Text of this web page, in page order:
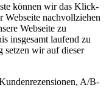
können wir das Klick-
Webseite nachvollziehen
Webseite zu
insgesamt laufend zu
setzen wir auf dieser
A/B-